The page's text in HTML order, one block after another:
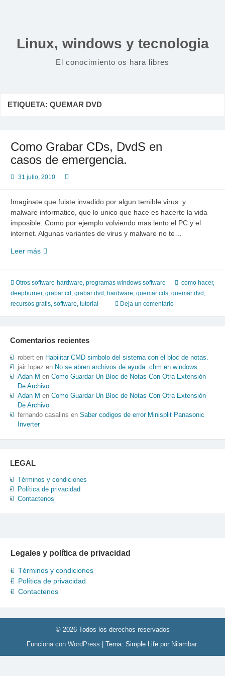
Linux, windows y tecnologia
El conocimiento os hara libres
ETIQUETA: QUEMAR DVD
Como Grabar CDs, DvdS en
casos de emergencia.
31 julio, 2010
Imaginate que fuiste invadido por algun temible virus y
malware informatico, que lo unico que hace es hacerte la vida
imposible. Como por ejemplo volviendo mas lento el PC y el
internet. Algunas variantes de virus y malware no te…
Leer másComo
DvdS
en
casos
de
Otros software-hardware, programas windows software como hacer,
deepburner, grabar cd , grabar dvd , hardware, quemar cds, quemar dvd ,
recursos gratis, software, tutorial Deja un comentario
Comentarios recientes
roberten Habilitar CMD simbolo del sistema con el bloc de notas.
jair lopez en No se abren archivos de ayuda .chm en windows
Adan M en Como Guardar Un Bloc de Notas Con Otra Extensión
De Archivo
Adan M en Como Guardar Un Bloc de Notas Con Otra Extensión
De Archivo
fernando casalins en Saber codigos de error Minisplit Panasonic
Inverter
LEGAL
Términos y condiciones
Política de privacidad
Contactenos
Legales y política de privacidad
Términos y condiciones
Política de privacidad
Contactenos
© 2026 Todos los derechos reservados
Funciona con WordPress
Tema: Simple Life por Nilambar.